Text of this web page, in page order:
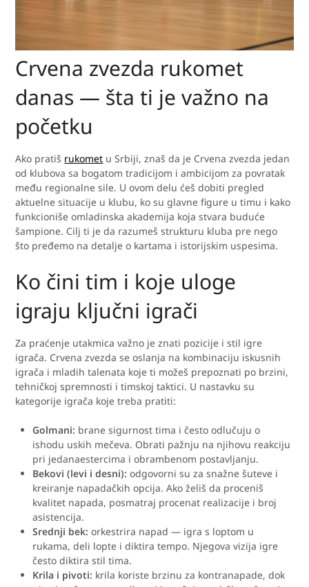
Crvena zvezda rukomet
danas — šta ti je važno na
početku
Ako pratiš rukomet u Srbiji, znaš da je Crvena zvezda jedan
od klubova sa bogatom tradicijom i ambicijom za povratak
među regionalne sile. U ovom delu ćeš dobiti pregled
aktuelne situacije u klubu, ko su glavne figure u timu i kako
funkcioniše omladinska akademija koja stvara buduće
šampione. Cilj ti je da razumeš strukturu kluba pre nego
što pređemo na detalje o kartama i istorijskim uspesima.
Ko čini tim i koje uloge
igraju ključni igrači
Za praćenje utakmica važno je znati pozicije i stil igre
igrača. Crvena zvezda se oslanja na kombinaciju iskusnih
igrača i mladih talenata koje ti možeš prepoznati po brzini,
tehničkoj spremnosti i timskoj taktici. U nastavku su
kategorije igrača koje treba pratiti:
Golmani: brane sigurnost tima i često odlučuju o
ishodu uskih mečeva. Obrati pažnju na njihovu reakciju
pri jedanaestercima i obrambenom postavljanju.
Bekovi (levi i desni): odgovorni su za snažne šuteve i
kreiranje napadačkih opcija. Ako želiš da proceniš
kvalitet napada, posmatraj procenat realizacije i broj
asistencija.
Srednji bek: orkestrira napad — igra s loptom u
rukama, deli lopte i diktira tempo. Njegova vizija igre
često diktira stil tima.
Krila i pivoti: krila koriste brzinu za kontranapade, dok